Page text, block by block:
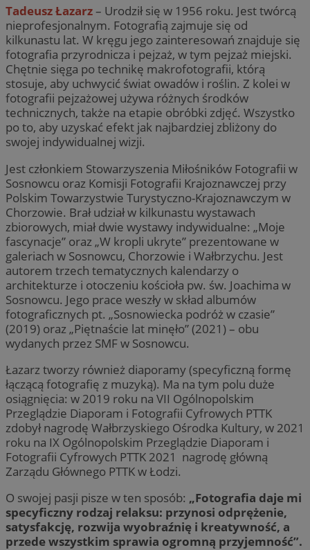
Tadeusz Łazarz– Urodził się w 1956 roku. Jest twórcą
nieprofesjonalnym. Fotografią zajmuje się od
kilkunastu lat. W kręgu jego zainteresowań znajduje się
fotografia przyrodnicza i pejzaż, w tym pejzaż miejski.
Chętnie sięga po technikę makrofotografii, którą
stosuje, aby uchwycić świat owadów i roślin. Z kolei w
fotografii pejzażowej używa różnych środków
technicznych, także na etapie obróbki zdjęć. Wszystko
po to, aby uzyskać efekt jak najbardziej zbliżony do
swojej indywidualnej wizji.
Jest członkiem Stowarzyszenia Miłośników Fotografii w
Sosnowcu oraz Komisji Fotografii Krajoznawczej przy
Polskim Towarzystwie Turystyczno-Krajoznawczym w
Chorzowie. Brał udział w kilkunastu wystawach
zbiorowych, miał dwie wystawy indywidualne: „Moje
fascynacje” oraz „W kropli ukryte” prezentowane w
galeriach w Sosnowcu, Chorzowie i Wałbrzychu. Jest
autorem trzech tematycznych kalendarzy o
architekturze i otoczeniu kościoła pw. św. Joachima w
Sosnowcu. Jego prace weszły w skład albumów
fotograficznych pt. „Sosnowiecka podróż w czasie”
(2019) oraz „Piętnaście lat minęło” (2021) – obu
wydanych przez SMF w Sosnowcu.
Łazarz tworzy również diaporamy (specyficzną formę
łączącą fotografię z muzyką). Ma na tym polu duże
osiągnięcia: w 2019 roku na VII Ogólnopolskim
Przeglądzie Diaporam i Fotografii Cyfrowych PTTK
zdobył nagrodę Wałbrzyskiego Ośrodka Kultury, w 2021
roku na IX Ogólnopolskim Przeglądzie Diaporam i
Fotografii Cyfrowych PTTK 2021 nagrodę główną
Zarządu Głównego PTTK w Łodzi.
O swojej pasji pisze w ten sposób: „Fotografia daje mi
specyficzny rodzaj relaksu: przynosi odprężenie,
satysfakcję, rozwija wyobraźnię i kreatywność, a
przede wszystkim sprawia ogromną przyjemność”.